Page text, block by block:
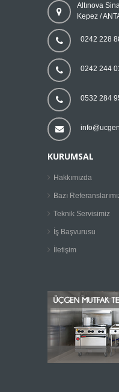
Altınova
Kepez /
0242 228
0242 244
0532 284
KURUMSAL
Hakkımızda
Bazı
Teknik Servisimiz
İş Başvurusu
İletişim